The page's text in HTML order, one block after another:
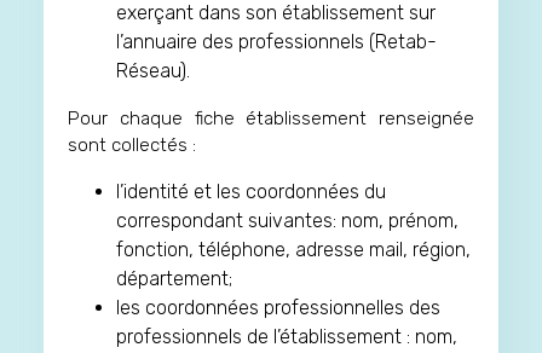
exerçant dans son établissement sur
l’annuaire des professionnels (Retab-
Réseau).
Pour chaque fiche établissement renseignée
sont collectés :
l’identité et les coordonnées du
correspondant suivantes: nom, prénom,
fonction, téléphone, adresse mail, région,
département;
les coordonnées professionnelles des
professionnels de l’établissement : nom,